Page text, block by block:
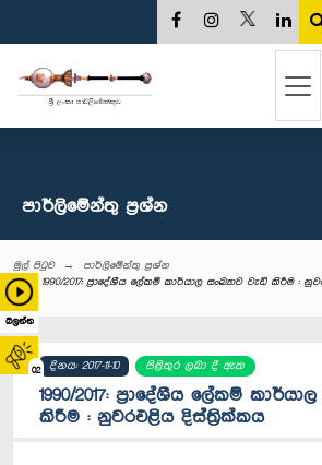
බලන්න
02
පාර්ලි‌මේන්තු‌ ප්‍රශ්න
මුල් පිටුව
පාර්ලි‌මේන්තු‌ ප්‍රශ්න
1990/2017: ප්‍රාදේශීය ලේකම් කාර්යාල සංඛ්‍යාව වැඩි කිරීම :
දිනය: 2017-11-10 පිළිතුර ලබා දී ඇත
1990/2017: ප්‍රාදේශීය ලේකම්
කිරීම : නුවරඑළිය දිස්ත්‍රික්කය